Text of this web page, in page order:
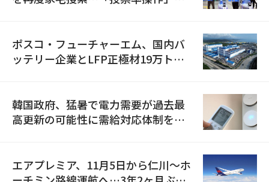
ポスコ・フューチャーエム、国内バ
ッテリー企業とLFP正極材19万トン
韓国政府、猛暑で電力需要が過去最
高更新の可能性に需給対応体制を点
エアプレミア、11月5日から仁川〜ホ